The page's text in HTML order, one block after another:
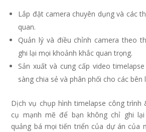
Lắp đặt camera chuyên dụng và các
quan.
Quản lý và điều chỉnh camera theo
ghi lại mọi khoảnh khắc quan trọng.
Sản xuất và cung cấp video
sàng chia sẻ và phân phối cho các bên
Dịch vụ chụp hình timelapse công
cụ mạnh mẽ để bạn không chỉ ghi
quảng bá mọi tiến triển của dự án của